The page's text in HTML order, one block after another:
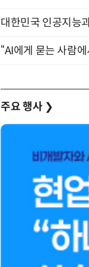
대한민국 인공지능
“AI에게 묻는 사람
주요 행사 ❯